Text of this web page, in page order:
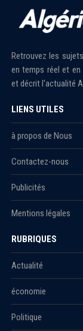
Retrouvez les
en temps réel et en
et décrit l'actualité
LIENS UTILES
à propos de Nous
Contactez-nous
Publicités
Mentions légales
RUBRIQUES
Actualité
économie
Politique